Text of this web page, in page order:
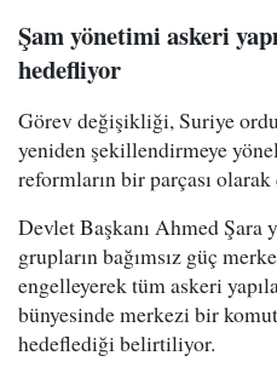
Şam yönetimi askeri
hedefliyor
Görev değişikliği, Suriye
yeniden şekillendirmeye
reformların bir parçası
Devlet Başkanı Ahmed
grupların bağımsız güç
engelleyerek tüm askeri
bünyesinde merkezi bir
hedeflediği belirtiliyor.